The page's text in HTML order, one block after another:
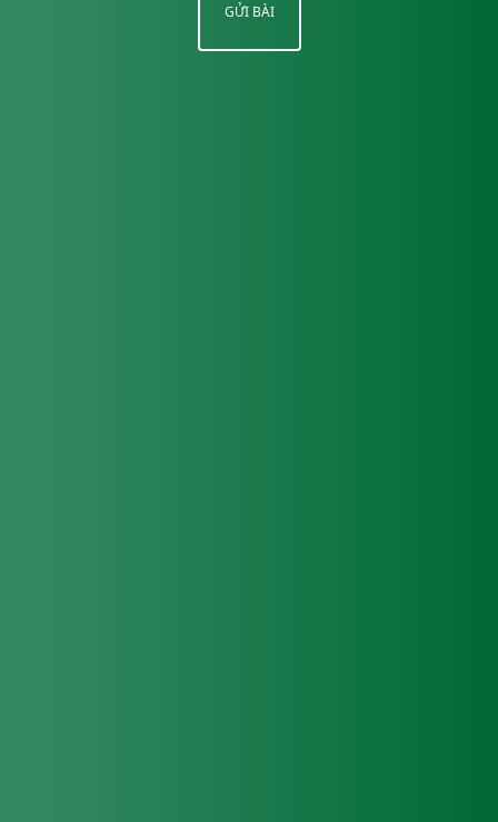
GỬI BÀI